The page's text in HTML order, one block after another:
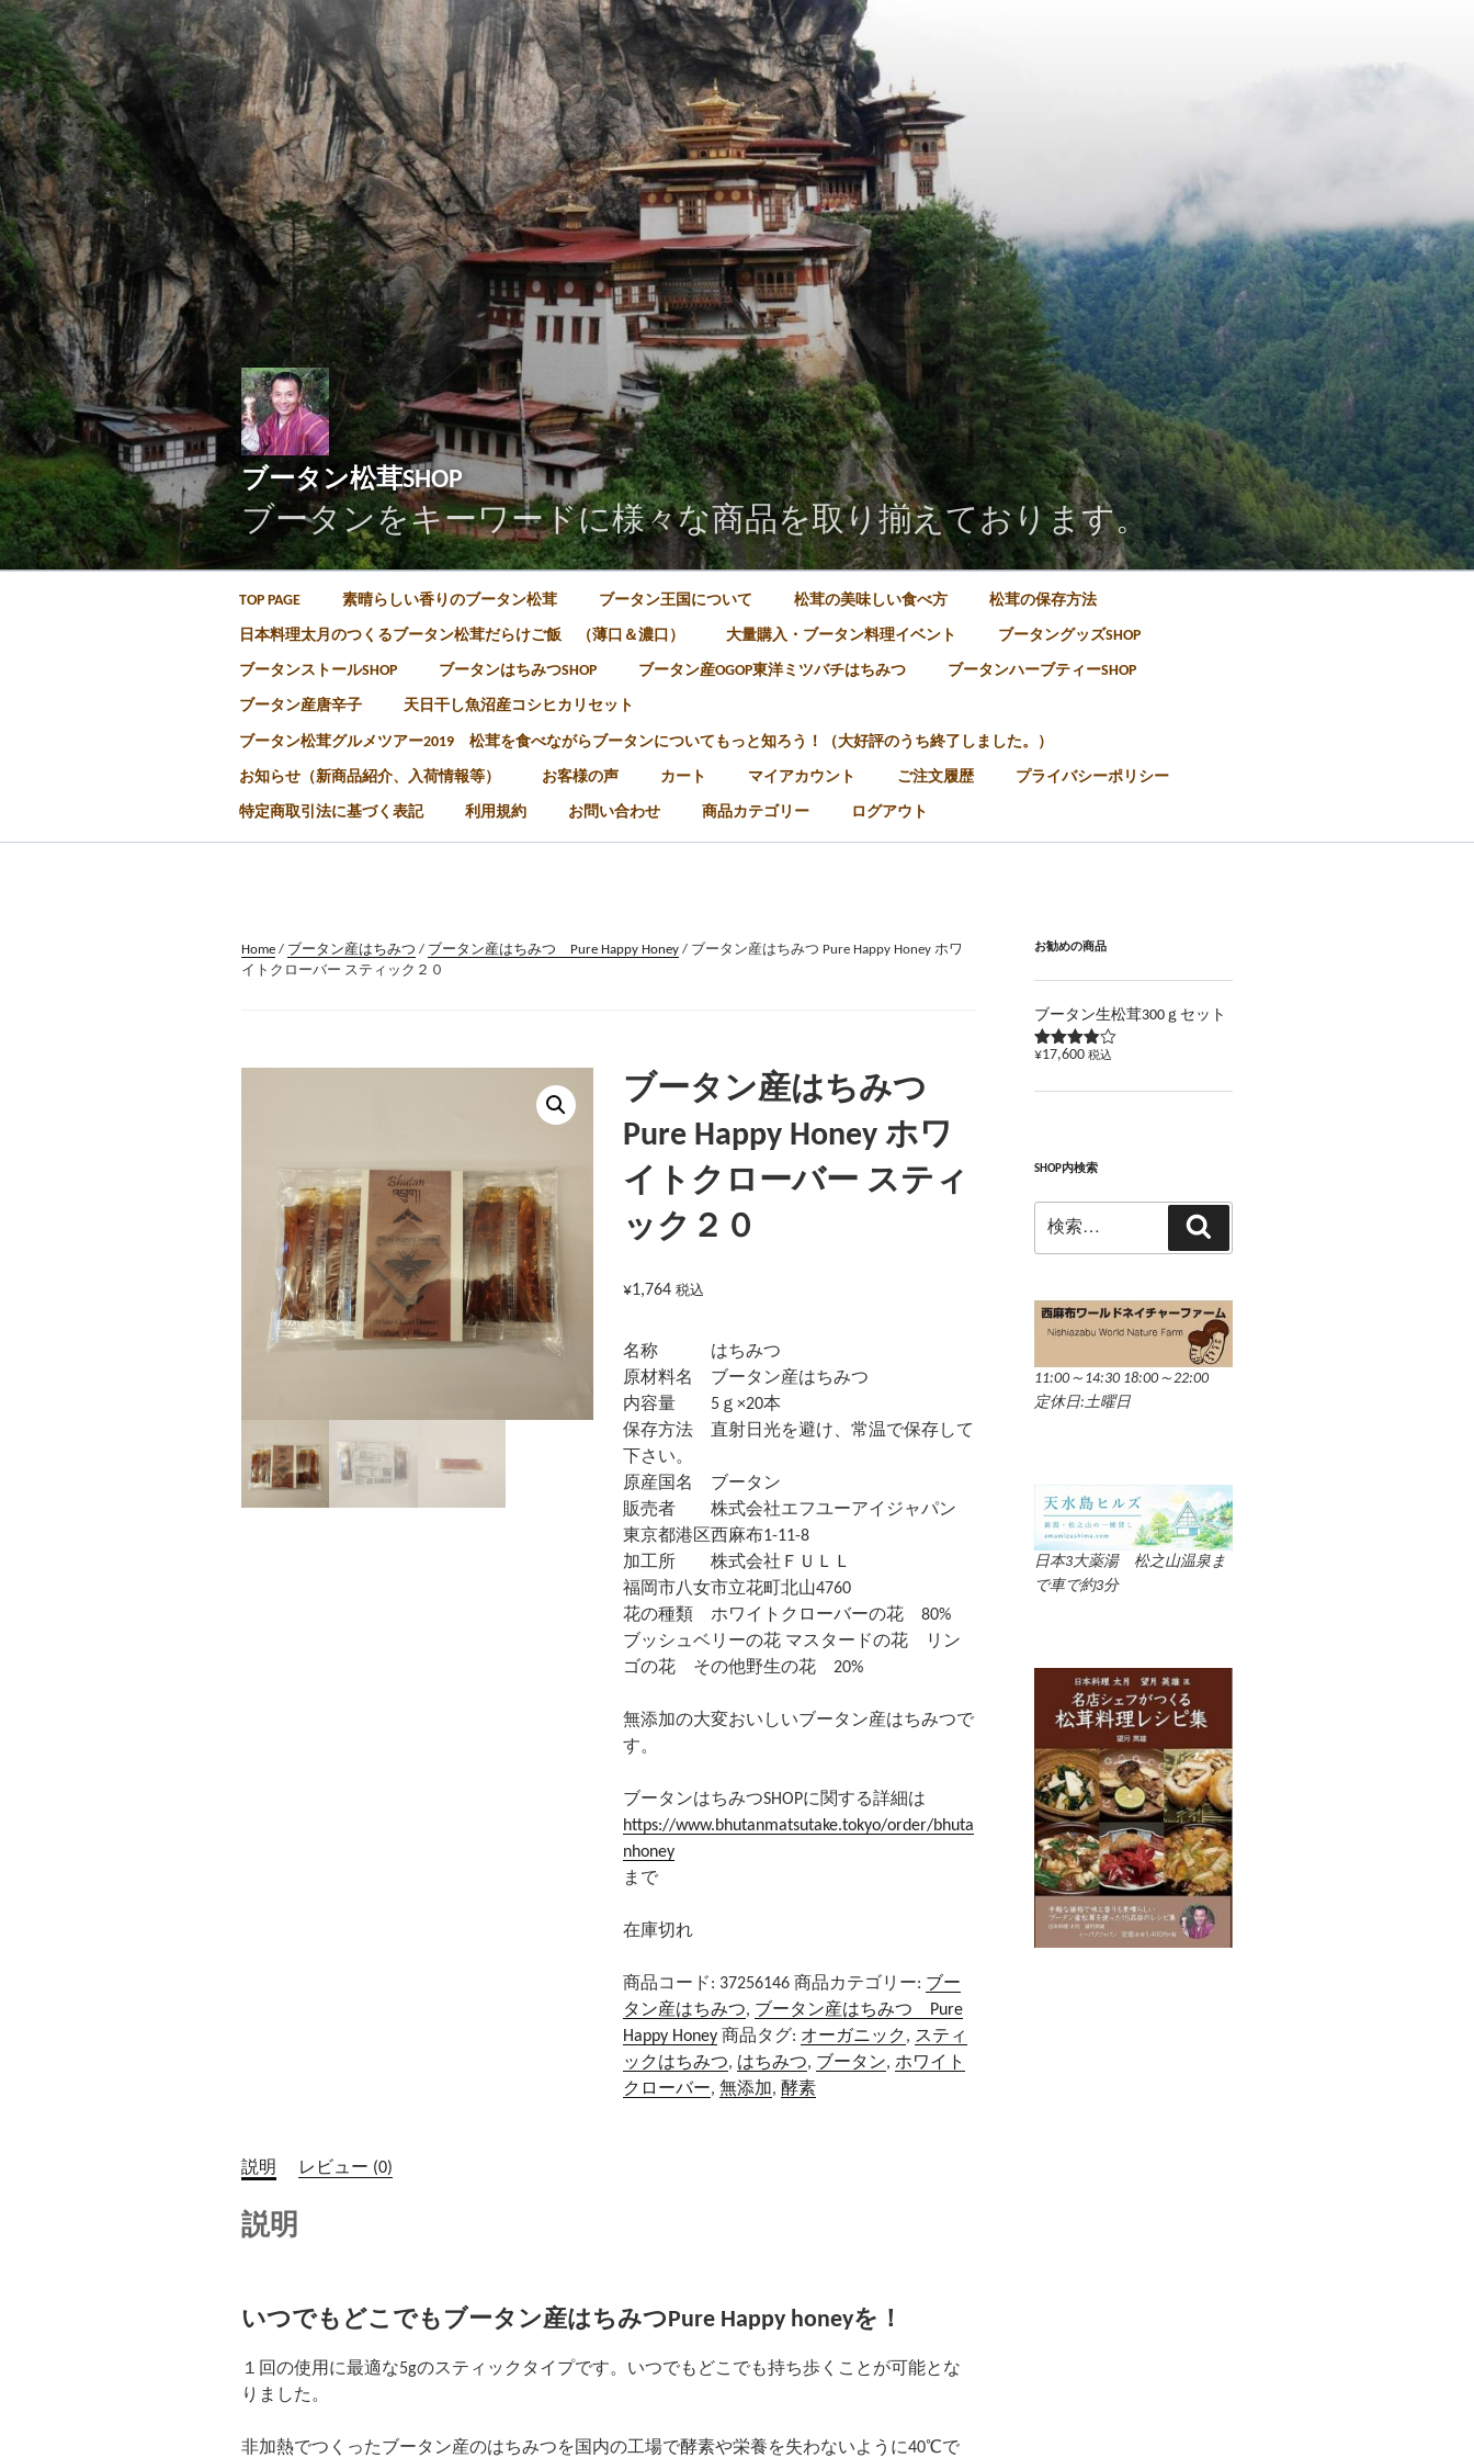
コ
ン
テ
ン
ツ
へ
ス
キ
ッ
プ
ブータン松茸SHOP
ブータンをキーワードに様々な商品を取り揃えております。
TOP PAGE 素晴らしい香りのブータン松茸 ブータン王国について 松茸の美味しい食べ方 松茸の保存方法
日本料理太月のつくるブータン松茸だらけご飯 （薄口＆濃口） 大量購入・ブータン料理イベント ブータングッズSHOP
ブータンストールSHOP ブータンはちみつSHOP ブータン産OGOP東洋ミツバチはちみつ ブータンハーブティーSHOP
ブータン産唐辛子 天日干し魚沼産コシヒカリセット
ブータン松茸グルメツアー2019 松茸を食べながらブータンについてもっと知ろう！（大好評のうち終了しました。）
お知らせ（新商品紹介、入荷情報等） お客様の声 カート マイアカウント ご注文履歴 プライバシーポリシー
特定商取引法に基づく表記 利用規約 お問い合わせ 商品カテゴリー ログアウト
Home / ブータン産はちみつ / ブータン産はちみつ Pure Happy Honey / ブータン産はちみつ Pure Happy Honey ホワ
イトクローバー スティック２０
ブータン産はちみつ
Pure Happy Honey ホワ
イトクローバー スティ
ック２０
¥1,764 税込
名称 はちみつ
原材料名 ブータン産はちみつ
内容量 5ｇ×20本
保存方法 直射日光を避け、常温で保存して
下さい。
原産国名 ブータン
販売者 株式会社エフユーアイジャパン
東京都港区西麻布1-11-8
加工所 株式会社ＦＵＬＬ
福岡市八女市立花町北山4760
花の種類 ホワイトクローバーの花 80%
ブッシュベリーの花 マスタードの花 リン
ゴの花 その他野生の花 20%
無添加の大変おいしいブータン産はちみつで
す。
ブータンはちみつSHOPに関する詳細は
https://www.bhutanmatsutake.tokyo/order/bhuta
nhoney
まで
在庫切れ
商品コード: 37256146 商品カテゴリー: ブー
タン産はちみつ, ブータン産はちみつ Pure
Happy Honey 商品タグ: オーガニック , スティ
ックはちみつ, はちみつ, ブータン, ホワイト
クローバー, 無添加, 酵素
説明 レビュー (0)
説明
いつでもどこでもブータン産はちみつPure Happy honeyを！
１回の使用に最適な5gのスティックタイプです。いつでもどこでも持ち歩くことが可能とな
りました。
非加熱でつくったブータン産のはちみつを国内の工場で酵素や栄養を失わないように40℃で
お勧めの商品
ブータン生松茸300ｇセット
5段階で
評価
¥17,600 税込
SHOP内検索
索:
索
11:00～14:30 18:00～22:00
定休日:土曜日
日本3大薬湯 松之山温泉ま
で車で約3分